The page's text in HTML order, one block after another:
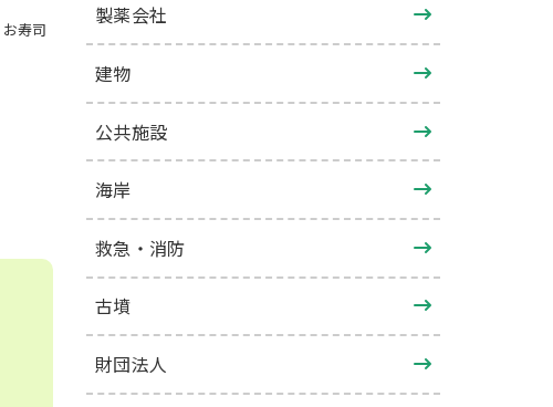
お寿司
製薬会社
建物
公共施設
海岸
救急・消防
古墳
財団法人